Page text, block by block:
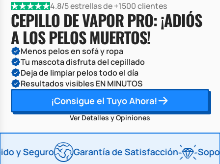
4.8/5 estrellas de +1500 clientes
CEPILLO DE VAPOR PRO: ¡ADIÓS
A LOS PELOS MUERTOS!
Menos pelos en sofá y ropa
Tu mascota disfruta del cepillado
Deja de limpiar pelos todo el día
Resultados visibles EN MINUTOS
¡Consigue el Tuyo Ahora!
Ver Detalles y Opiniones
y Seguro Garantía de Satisfacción